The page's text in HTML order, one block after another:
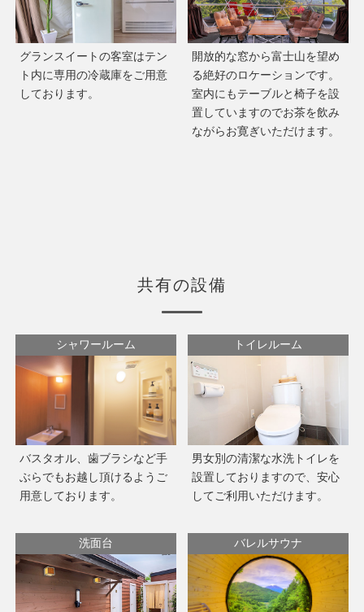
グランスイートの客室はテン
ト内に専用の冷蔵庫をご用意
しております。
開放的な窓から富士山を望め
る絶好のロケーションです。
室内にもテーブルと椅子を設
置していますのでお茶を飲み
ながらお寛ぎいただけます。
共有の設備
シャワールーム
バスタオル、歯ブラシなど手
ぶらでもお越し頂けるようご
用意しております。
トイレルーム
男女別の清潔な水洗トイレを
設置しておりますので、安心
してご利用いただけます。
洗面台 バレルサウナ